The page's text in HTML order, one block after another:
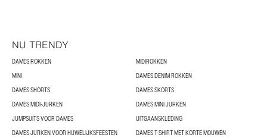
NU TRENDY
DAMES ROKKEN
MIDIROKKEN
MINI
DAMES DENIM ROKKEN
DAMES SHORTS
DAMES SKORTS
DAMES MIDI-JURKEN
DAMES MINI JURKEN
JUMPSUITS VOOR DAMES
UITGAANSKLEDING
DAMES JURKEN VOOR HUWELIJKSFEESTEN
DAMES T-SHIRT MET KORTE MOUWEN